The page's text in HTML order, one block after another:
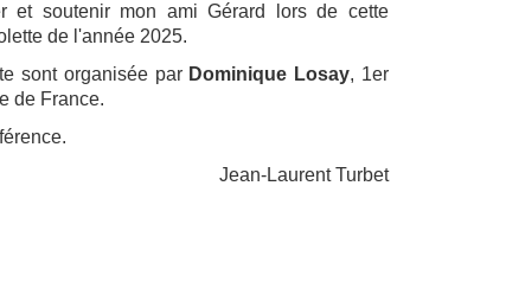
et soutenir mon ami Gérard lors de cette
de l'année 2025.
sont organisée par Dominique Losay, 1er
de France.
Jean-Laurent Turbet